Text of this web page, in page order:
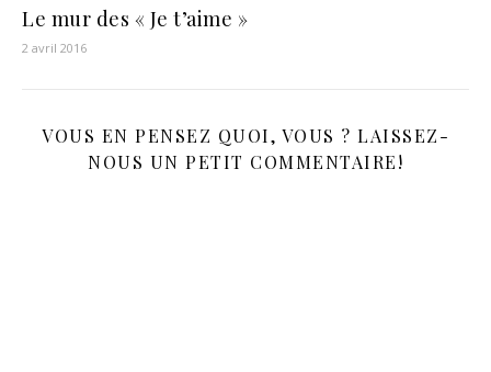
Le mur des « Je t’aime »
2 avril 2016
VOUS EN PENSEZ QUOI, VOUS ? LAISSEZ-
NOUS UN PETIT COMMENTAIRE!